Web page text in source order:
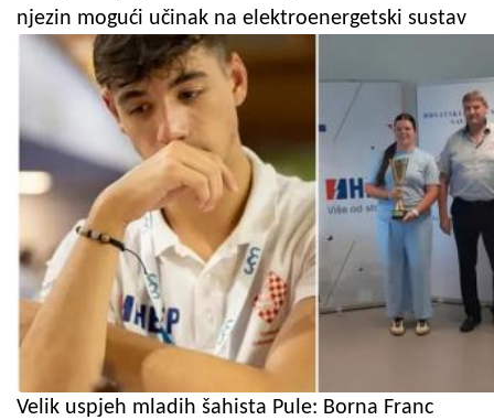
njezin mogući učinak na elektroenergetski sustav
Velik uspjeh mladih šahista Pule: Borna Franc